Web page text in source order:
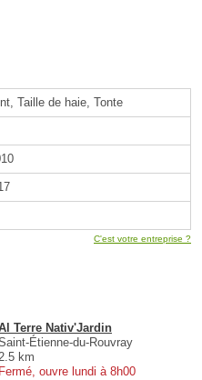
Taille de haie, Tonte
C'est votre entreprise ?
Terre Nativ'Jardin
Étienne-du-Rouvray
km
Fermé, ouvre lundi à 8h00